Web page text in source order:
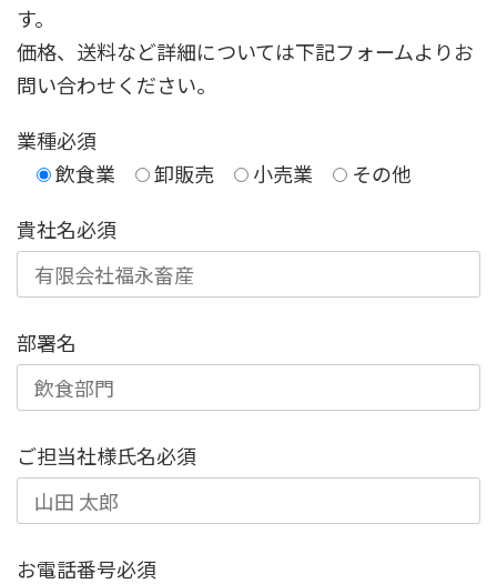
す。
価格、送料など詳細については下記フォームよりお
問い合わせください。
業種必須
飲食業
卸販売 小売業
その他
貴社名必須
部署名
ご担当社様氏名必須
お電話番号必須